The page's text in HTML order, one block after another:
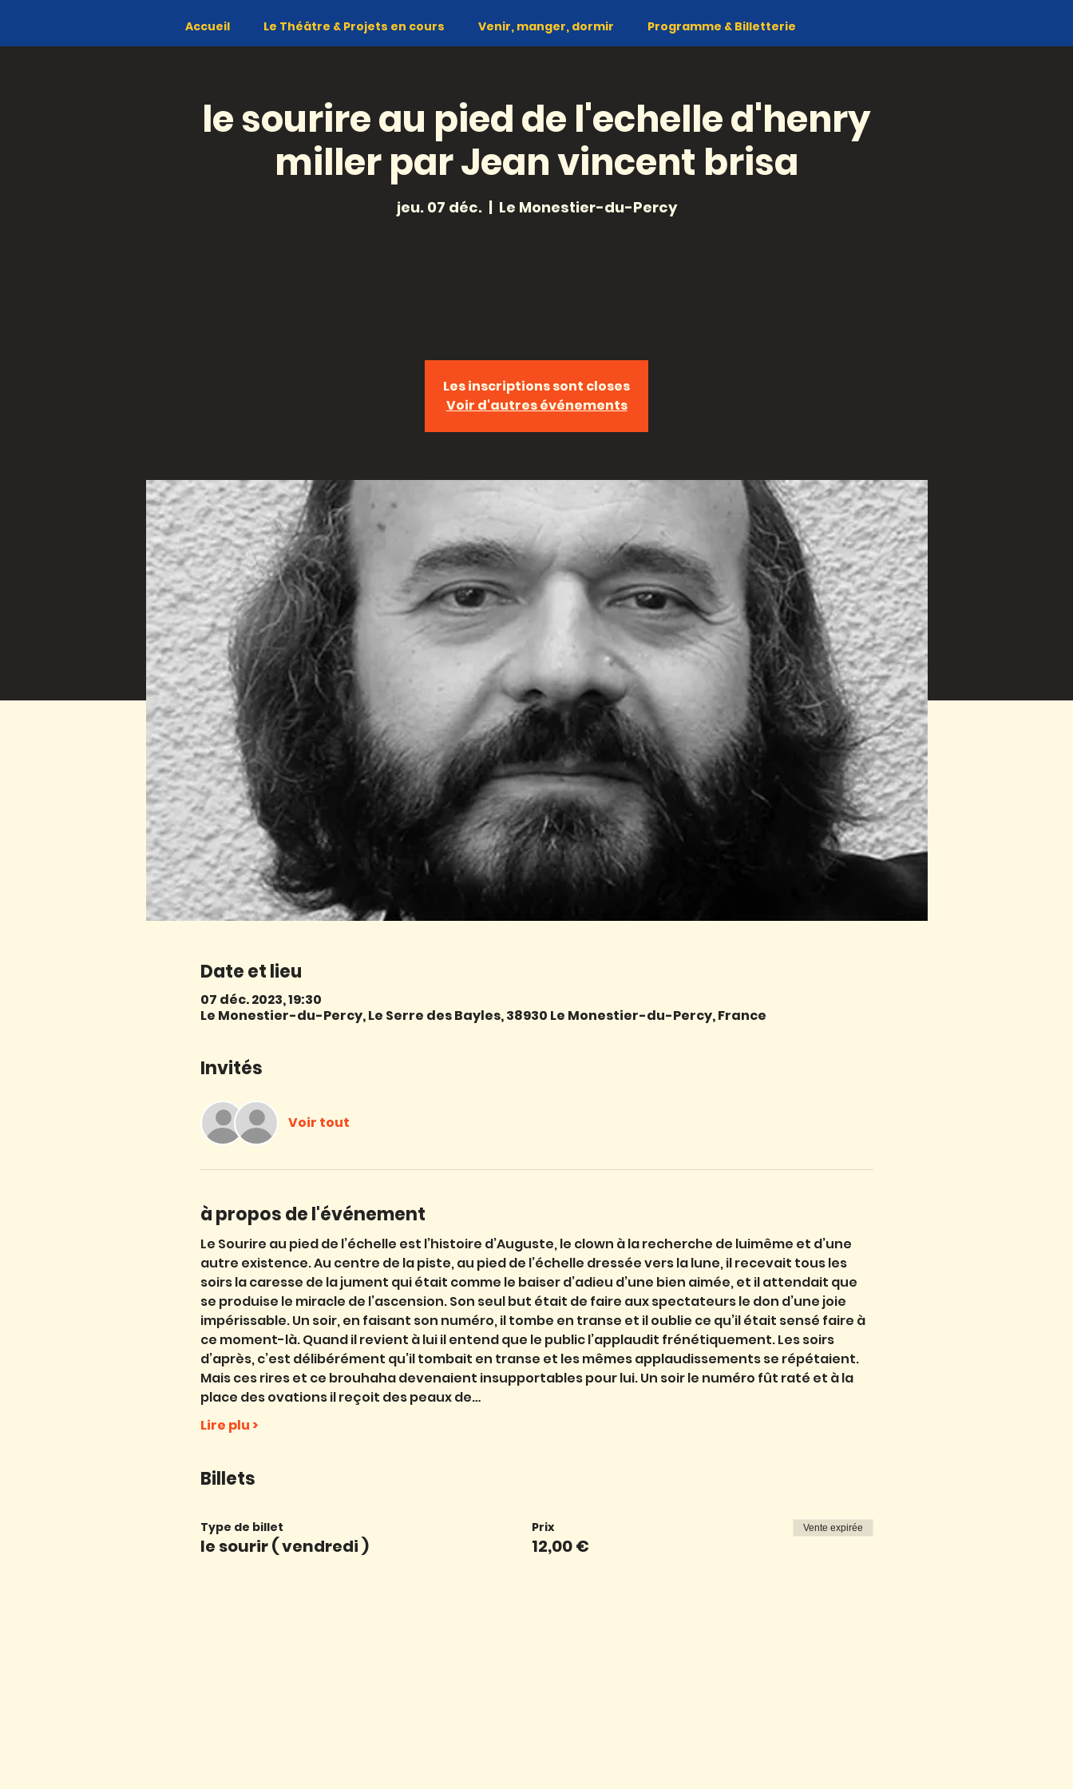
Accueil Le Théâtre & Projets en cours Venir, manger, dormir Programme & Billetterie
le sourire au pied de l'echelle d'henry
miller par Jean vincent brisa
jeu. 07 déc.
  |
Le Monestier-du-Percy
Les inscriptions sont closes
Voir d'autres événements
Date et lieu
07 déc. 2023, 19:30
Le Monestier-du-Percy, Le Serre des Bayles, 38930 Le Monestier-du-Percy, France
Invités
Voir tout
à propos de l'événement
Le Sourire au pied de l’échelle est l’histoire d’Auguste, le clown à la recherche de luimême et d’une
autre existence. Au centre de la piste, au pied de l’échelle dressée vers la lune, il recevait tous les
soirs la caresse de la jument qui était comme le baiser d’adieu d’une bien aimée, et il attendait que
se produise le miracle de l’ascension. Son seul but était de faire aux spectateurs le don d’une joie
impérissable. Un soir, en faisant son numéro, il tombe en transe et il oublie ce qu’il était sensé faire à
ce moment-là. Quand il revient à lui il entend que le public l’applaudit frénétiquement. Les soirs
d’après, c’est délibérément qu’il tombait en transe et les mêmes applaudissements se répétaient.
Mais ces rires et ce brouhaha devenaient insupportables pour lui. Un soir le numéro fût raté et à la
place des ovations il reçoit des peaux de…
Lire plu >
Billets
Type de billet
le sourir ( vendredi )
Prix
12,00 €
Vente expirée